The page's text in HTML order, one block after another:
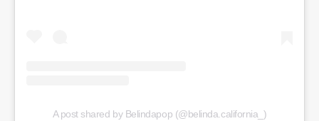
A post shared by Belindapop (@belinda.california_)